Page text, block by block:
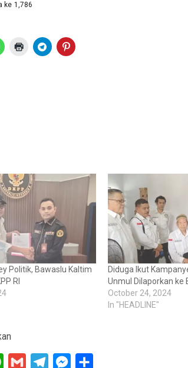
ke 1,786
Politik, Bawaslu Kaltim
RI
Diduga Ikut
Unmul Dilaporkan ke
October 24, 2024
In "HEADLINE"
WhatsApp
Gmail TelegramMessenger